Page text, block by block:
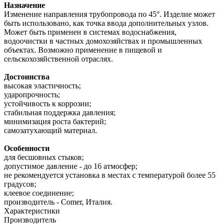
Назначение
Изменение направления трубопровода по 45°. Изделие может
быть использовано, как точка ввода дополнительных узлов.
Может быть применен в системах водоснабжения,
водоочистки в частных домохозяйствах и промышленных
объектах. Возможно применение в пищевой и
сельскохозяйственной отраслях.
Достоинства
высокая эластичность;
ударопрочность;
устойчивость к коррозии;
стабильная поддержка давления;
минимизация роста бактерий;
самозатухающий материал.
Особенности
для бесшовных стыков;
допустимое давление - до 16 атмосфер;
не рекомендуется установка в местах с температурой более 55
градусов;
клеевое соединение;
производитель - Comer, Италия.
Характеристики
Производитель